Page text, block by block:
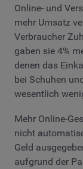
Online- und
mehr Umsatz
Verbraucher
gaben sie 4%
denen das
bei Schuhen
wesentlich
Mehr Online-
nicht
Geld
aufgrund der